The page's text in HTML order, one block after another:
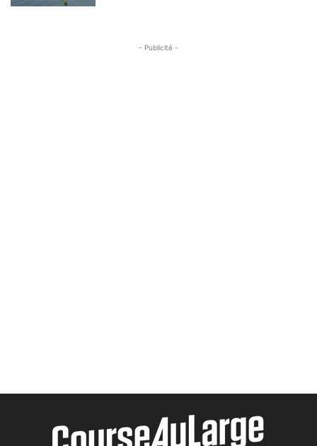
- Publicité -